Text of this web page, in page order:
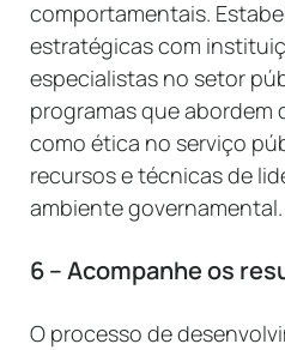
comportamentais.
estratégicas com
especialistas no setor
programas que abordem
como ética no serviço
recursos e técnicas de
ambiente governamental.
6 – Acompanhe os
O processo de